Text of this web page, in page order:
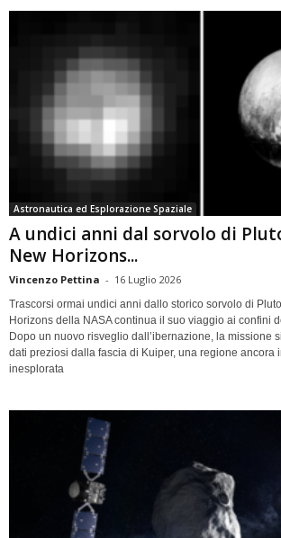
Astronautica ed Esplorazione Spaziale
A undici anni dal sorvolo di
New Horizons...
Vincenzo Pettina - 16 Luglio 2026
Trascorsi ormai undici anni dallo storico sorvolo di
Horizons della NASA continua il suo viaggio ai confini
Dopo un nuovo risveglio dall’ibernazione, la missione
dati preziosi dalla fascia di Kuiper, una regione ancora
inesplorata